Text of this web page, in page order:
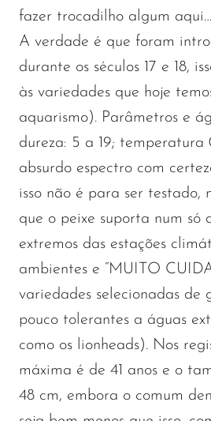
fazer trocadilho algum
A verdade é que foram
durante os séculos 17 e 18,
às variedades que hoje
aquarismo). Parâmetros e
dureza: 5 a 19; temperatura
absurdo espectro com
isso não é para ser testado,
que o peixe suporta num só
extremos das estações
ambientes e “MUITO
variedades selecionadas de
pouco tolerantes a águas
como os lionheads). Nos
máxima é de 41 anos e o
48 cm, embora o comum